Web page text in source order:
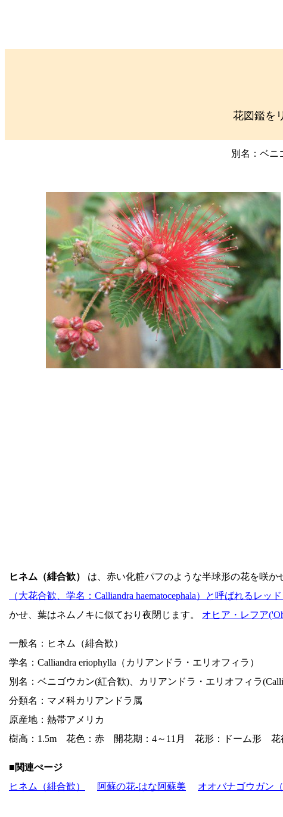
花図鑑を
別名：ベニ
ヒネム（緋合歓） は、赤い化粧パフのような半球形の花を咲
（大花合歓、学名：Calliandra haematocephala）と呼ばれるレッ
かせ、葉はネムノキに似ており夜閉じます。 オヒア・レフア
一般名：ヒネム（緋合歓）
学名：Calliandra eriophylla（カリアンドラ・エリオフィラ）
別名：ベニゴウカン(紅合歓)、カリアンドラ・エリオフィラ
分類名：マメ科カリアンドラ属
原産地：熱帯アメリカ
樹高：1.5m 花色：赤 開花期：4～11月 花形：ドーム形 花
■関連ぺージ
ヒネム（緋合歓）
阿蘇の花-はな阿蘇美 オオバナゴウガン